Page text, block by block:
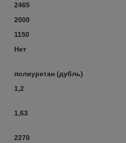
2465
2000
1150
Нет
полиуретан (дубль)
1,2
1,63
2270